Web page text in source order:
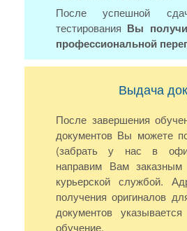
После успешной
тестирования Вы
профессиональной
Выдача
После завершения
документов Вы можете
(забрать у нас в
направим Вам
курьерской службой.
получения оригиналов
документов
обучение.